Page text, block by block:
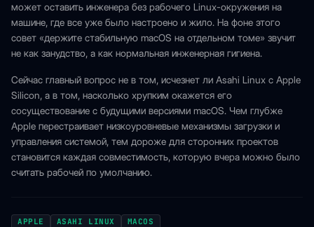
может оставить инженера без рабочего Linux-окружения на
машине, где все уже было настроено и жило. На фоне этого
совет «держите стабильную macOS на отдельном томе» звучит
не как занудство, а как нормальная инженерная гигиена.
Сейчас главный вопрос не в том, исчезнет ли Asahi Linux с Apple
Silicon, а в том, насколько хрупким окажется его
сосуществование с будущими версиями macOS. Чем глубже
Apple перестраивает низкоуровневые механизмы загрузки и
управления системой, тем дороже для сторонних проектов
становится каждая совместимость, которую вчера можно было
считать рабочей по умолчанию.
APPLE ASAHI LINUX MACOS